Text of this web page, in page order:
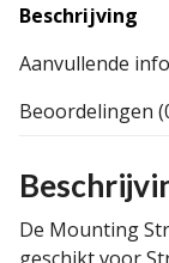
Beschrijving
Aanvullende
Beoordelingen
De Mounting